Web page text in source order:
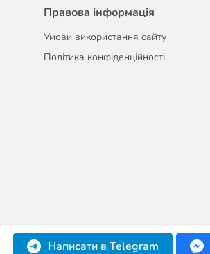
Правова інформація
Умови використання сайту
Політика конфіденційності
Написати в Telegram